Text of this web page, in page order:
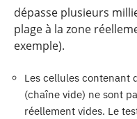
dépasse plusieurs
plage à la zone
exemple).
Les cellules contenant
(chaîne vide) ne sont
réellement vides. Le